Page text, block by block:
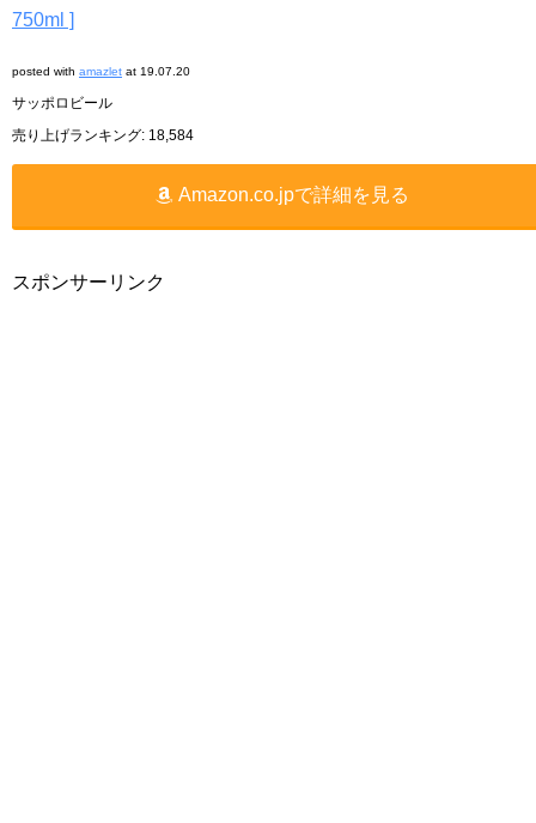
750ml ]
posted with amazlet at 19.07.20
サッポロビール
売り上げランキング: 18,584
Amazon.co.jpで詳細を見る
スポンサーリンク